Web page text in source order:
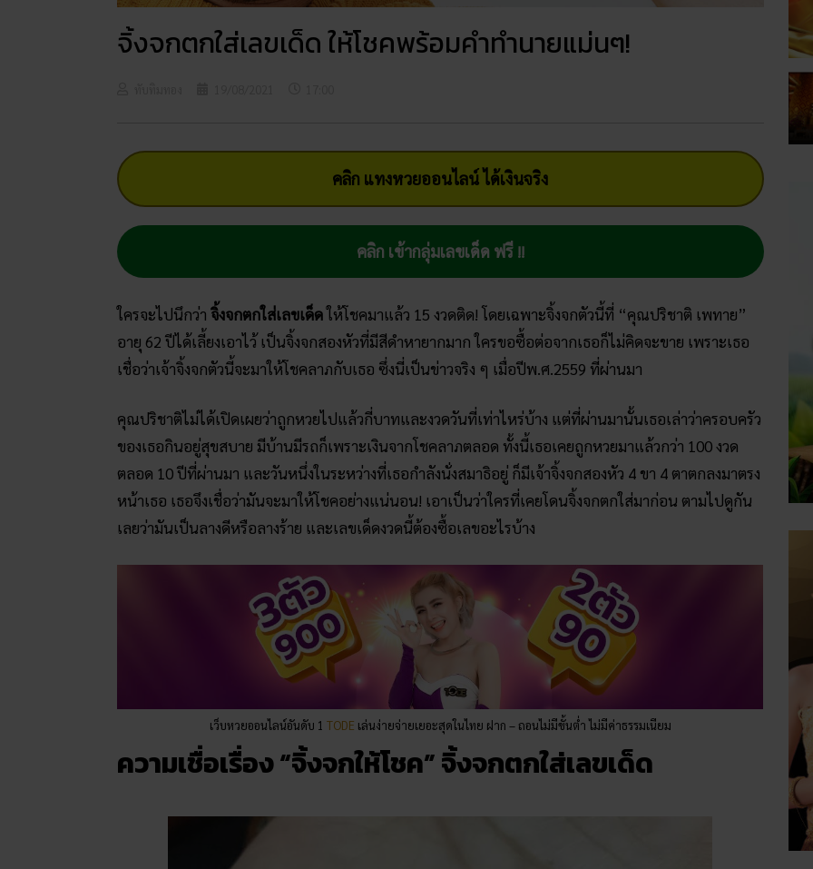
จิ้งจกตกใส่เลขเด็ด ให้โชคพร้อมคำทำนายแม่นๆ!
คลิก แทงหวยออนไลน์ ได้เงินจริง
คลิก เข้ากลุ่มเลขเด็ด ฟรี !!
ใครจะไปนึกว่า จิ้งจกตกใส่เลขเด็ดให้โชคมาแล้ว 15 งวดติด! โดยเฉพาะจิ้งจกตัวนี้ที่ “คุณปริชาติ เพทาย”
อายุ 62 ปีได้เลี้ยงเอาไว้ เป็นจิ้งจกสองหัวที่มีสีดำหายากมาก ใครขอซื้อต่อจากเธอก็ไม่คิดจะขาย เพราะเธอ
เชื่อว่าเจ้าจิ้งจกตัวนี้จะมาให้โชคลาภกับเธอ ซึ่งนี่เป็นข่าวจริง ๆ เมื่อปีพ.ศ.2559 ที่ผ่านมา
คุณปริชาติไม่ได้เปิดเผยว่าถูกหวยไปแล้วกี่บาทและงวดวันที่เท่าไหร่บ้าง แต่ที่ผ่านมานั้นเธอเล่าว่าครอบครัว
ของเธอกินอยู่สุขสบาย มีบ้านมีรถก็เพราะเงินจากโชคลาภตลอด ทั้งนี้เธอเคยถูกหวยมาแล้วกว่า 100 งวด
ตลอด 10 ปีที่ผ่านมา และวันหนึ่งในระหว่างที่เธอกำลังนั่งสมาธิอยู่ ก็มีเจ้าจิ้งจกสองหัว 4 ขา 4 ตาตกลงมาตรง
หน้าเธอ เธอจึงเชื่อว่ามันจะมาให้โชคอย่างแน่นอน! เอาเป็นว่าใครที่เคยโดนจิ้งจกตกใส่มาก่อน ตามไปดูกัน
เลยว่ามันเป็นลางดีหรือลางร้าย และเลขเด็ดงวดนี้ต้องซื้อเลขอะไรบ้าง
เว็บหวยออนไลน์อันดับ 1 TODE เล่นง่ายจ่ายเยอะสุดในไทย ฝาก – ถอนไม่มีขั้นต่ำ ไม่มีค่าธรรมเนียม
ความเชื่อเรื่อง “จิ้งจกให้โชค” จิ้งจกตกใส่เลขเด็ด